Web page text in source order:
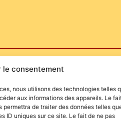
le consentement
nous utilisons des technologies telles
aux informations des appareils. Le
de traiter des données telles
ID uniques sur ce site. Le fait de ne pas